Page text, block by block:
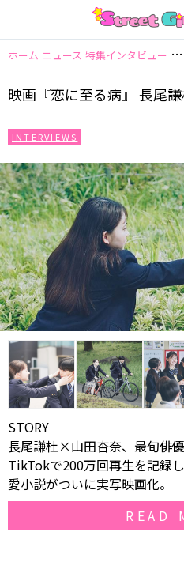
ホーム ニュース 特集インタビュー
映画『恋に至る病』 長尾
INTERVIEWS
STORY
長尾謙杜×山田杏奈、最旬俳優
TikTokで200万回再生を記録
愛小説がついに実写映画化。
READ